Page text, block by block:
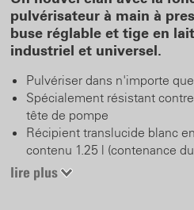
pulvérisateur à main à
buse réglable et tige en
industriel et universel.
Pulvériser dans n'importe
Spécialement résistant
tête de pompe
Récipient translucide blanc
contenu 1.25 l (contenance
Enfonçures sur le récipient
Joints en Viton résistants
lire plus